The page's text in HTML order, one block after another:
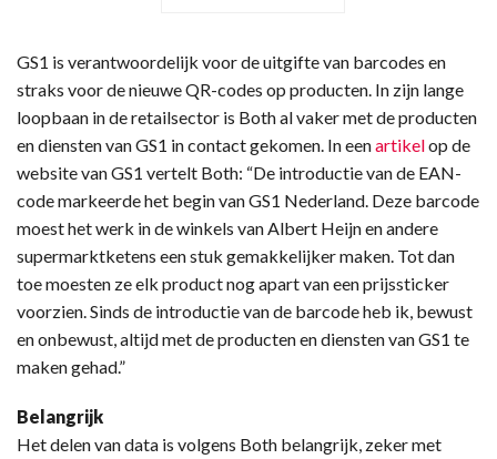
GS1 is verantwoordelijk voor de uitgifte van barcodes en
straks voor de nieuwe QR-codes op producten. In zijn lange
loopbaan in de retailsector is Both al vaker met de producten
en diensten van GS1 in contact gekomen. In eenartikelop de
website van GS1 vertelt Both: “De introductie van de EAN-
code markeerde het begin van GS1 Nederland. Deze barcode
moest het werk in de winkels van Albert Heijn en andere
supermarktketens een stuk gemakkelijker maken. Tot dan
toe moesten ze elk product nog apart van een prijssticker
voorzien. Sinds de introductie van de barcode heb ik, bewust
en onbewust, altijd met de producten en diensten van GS1 te
maken gehad.”
Belangrijk
Het delen van data is volgens Both belangrijk, zeker met